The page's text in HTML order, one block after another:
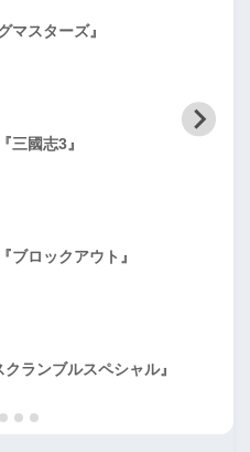
マスターズ』
三國志3』
ブロックアウト』
ランブルスペシャル』